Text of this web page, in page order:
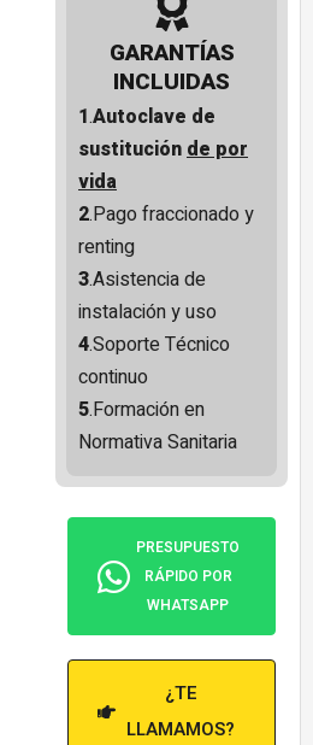
GARANTÍAS
INCLUIDAS
1.Autoclave de
sustituciónde por
vida
2.Pago fraccionado y
renting
3.Asistencia de
instalación y uso
4.Soporte Técnico
continuo
5.Formación en
Normativa Sanitaria
PRESUPUESTO
RÁPIDO POR
WHATSAPP
¿TE
LLAMAMOS?